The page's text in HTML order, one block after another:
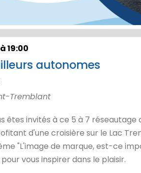
19:00
autonomes
Tremblant
êtes invités à ce 5 à 7
d'une croisière sur le Lac
"L'image de marque, est-ce
vous inspirer dans le plaisir.